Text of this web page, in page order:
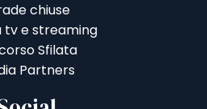
chiuse
tv e streaming
Sfilata
Partners